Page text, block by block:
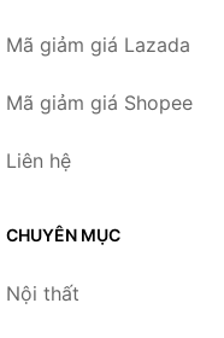
Mã giảm giá Lazada
Mã giảm giá Shopee
Liên hệ
CHUYÊN MỤC
Nội thất